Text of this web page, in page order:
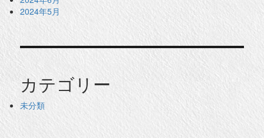
2024年5月
カテゴリー
未分類